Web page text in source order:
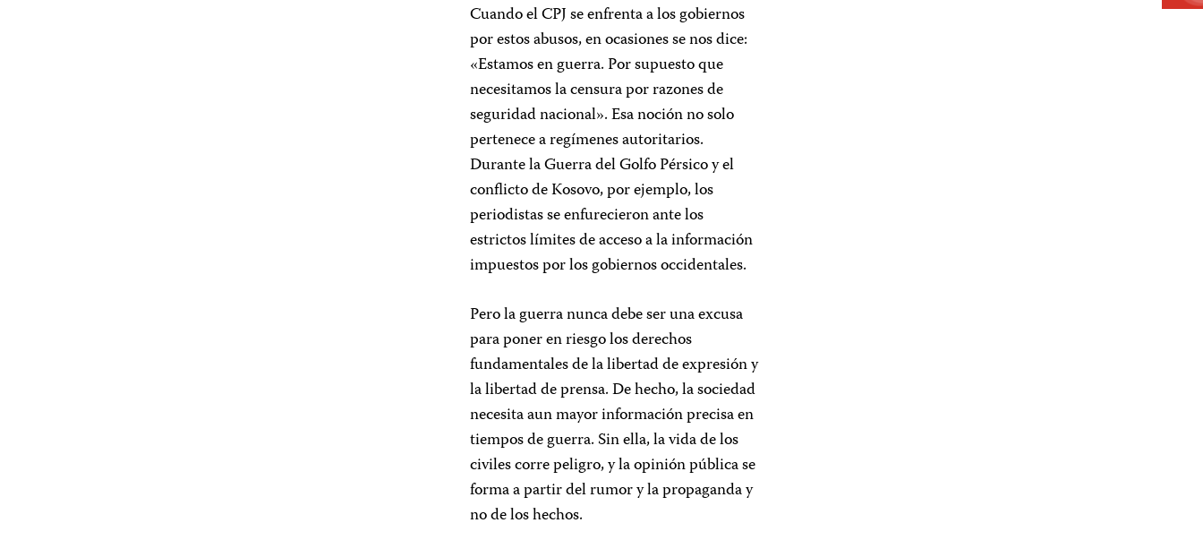
Cuando el CPJ se enfrenta a los gobiernos
por estos abusos, en ocasiones se nos dice:
«Estamos en guerra. Por supuesto que
necesitamos la censura por razones de
seguridad nacional». Esa noción no solo
pertenece a regímenes autoritarios.
Durante la Guerra del Golfo Pérsico y el
conflicto de Kosovo, por ejemplo, los
periodistas se enfurecieron ante los
estrictos límites de acceso a la información
impuestos por los gobiernos occidentales.
Pero la guerra nunca debe ser una excusa
para poner en riesgo los derechos
fundamentales de la libertad de expresión y
la libertad de prensa. De hecho, la sociedad
necesita aun mayor información precisa en
tiempos de guerra. Sin ella, la vida de los
civiles corre peligro, y la opinión pública se
forma a partir del rumor y la propaganda y
no de los hechos.